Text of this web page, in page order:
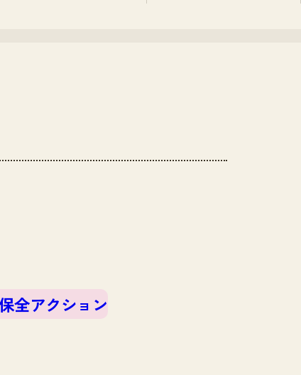
全アクション